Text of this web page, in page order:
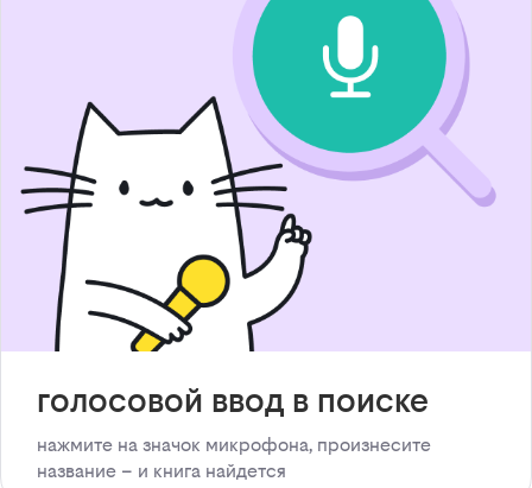
голосовой ввод в поиске
нажмите на значок микрофона, произнесите
название – и книга найдется